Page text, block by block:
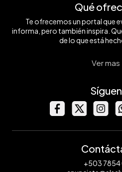
Qué
Te ofrecemos un portal que
informa, pero también inspira.
de lo que está
Ver
+503